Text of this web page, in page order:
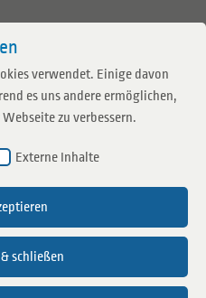
verwendet. Einige davon
es uns andere ermöglichen,
zu verbessern.
Externe Inhalte
schließen